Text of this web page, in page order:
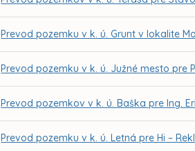
Prevod pozemku v k. ú. Grunt v lokalite
Prevod pozemku v k. ú. Južné mesto pre
Prevod pozemkov v k. ú. Baška pre Ing.
Prevod pozemku v k. ú. Letná pre Hi –